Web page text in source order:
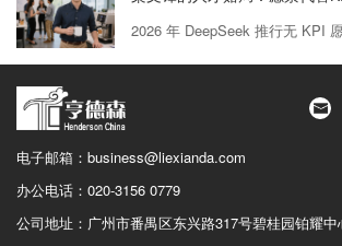
2026 年 DeepSeek 推行无 KPI
电子邮箱： business@liexianda.com
办公电话： 020-3156 0779
公司地址： 广州市番禺区东兴路317号碧桂园铂耀中